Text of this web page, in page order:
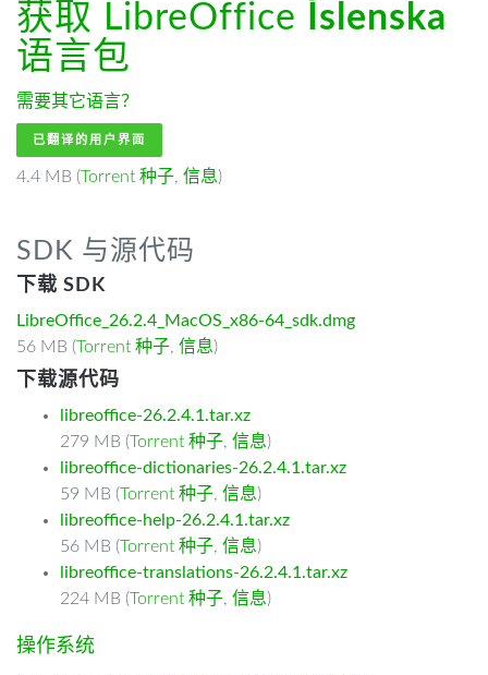
获取 LibreOffice
Íslenska
语言包
需要其它语言？
已翻译的用户界面
4.4 MB (Torrent 种子, 信息)
SDK 与源代码
下载 SDK
LibreOffice_26.2.4_MacOS_x86-64_sdk.dmg
56 MB (Torrent 种子, 信息)
下载源代码
libreoffice-26.2.4.1.tar.xz
279 MB (Torrent 种子, 信息)
libreoffice-dictionaries-26.2.4.1.tar.xz
59 MB (Torrent 种子, 信息)
libreoffice-help-26.2.4.1.tar.xz
56 MB (Torrent 种子, 信息)
libreoffice-translations-26.2.4.1.tar.xz
224 MB (Torrent 种子, 信息)
操作系统